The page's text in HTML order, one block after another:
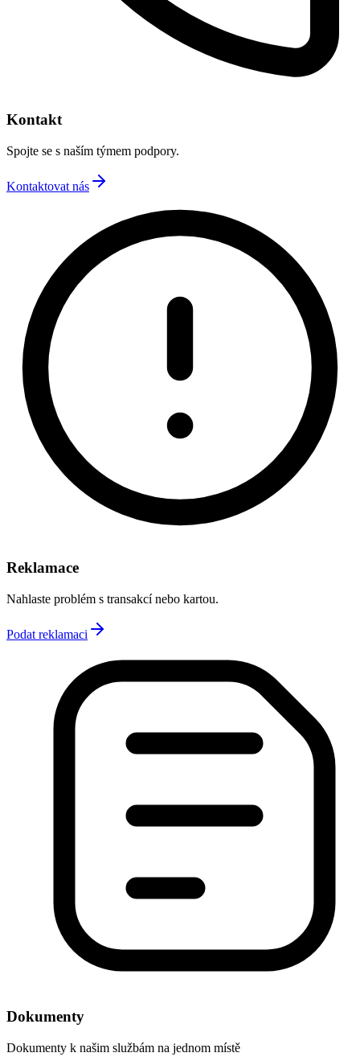
Kontakt
Spojte se s naším týmem podpory.
Kontaktovat nás
Reklamace
Nahlaste problém s transakcí nebo kartou.
Podat reklamaci
Dokumenty
Dokumenty k našim službám na jednom místě